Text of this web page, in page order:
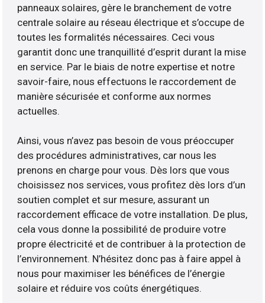
panneaux solaires, gère le branchement de votre
centrale solaire au réseau électrique et s’occupe de
toutes les formalités nécessaires. Ceci vous
garantit donc une tranquillité d’esprit durant la mise
en service. Par le biais de notre expertise et notre
savoir-faire, nous effectuons le raccordement de
manière sécurisée et conforme aux normes
actuelles.
Ainsi, vous n’avez pas besoin de vous préoccuper
des procédures administratives, car nous les
prenons en charge pour vous. Dès lors que vous
choisissez nos services, vous profitez dès lors d’un
soutien complet et sur mesure, assurant un
raccordement efficace de votre installation. De plus,
cela vous donne la possibilité de produire votre
propre électricité et de contribuer à la protection de
l’environnement. N’hésitez donc pas à faire appel à
nous pour maximiser les bénéfices de l’énergie
solaire et réduire vos coûts énergétiques.